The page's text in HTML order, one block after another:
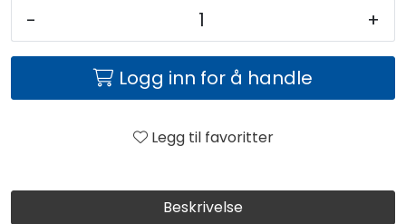
Beskrivelse
- +
Logg inn for å handle
Legg til favoritter